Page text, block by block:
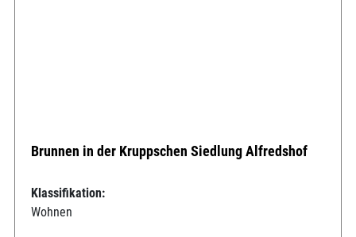
Brunnen in der Kruppschen Siedlung Alfredshof
Klassifikation:
Wohnen